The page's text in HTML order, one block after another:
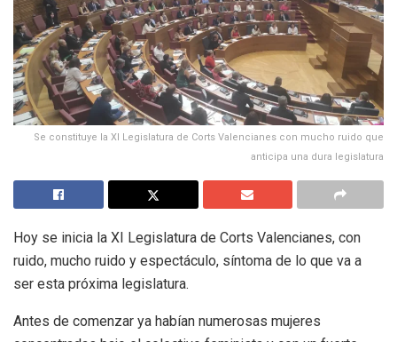
Se constituye la XI Legislatura de Corts Valencianes con mucho ruido que
anticipa una dura legislatura
Hoy se inicia la XI Legislatura de Corts Valencianes, con
ruido, mucho ruido y espectáculo, síntoma de lo que va a
ser esta próxima legislatura.
Antes de comenzar ya habían numerosas mujeres